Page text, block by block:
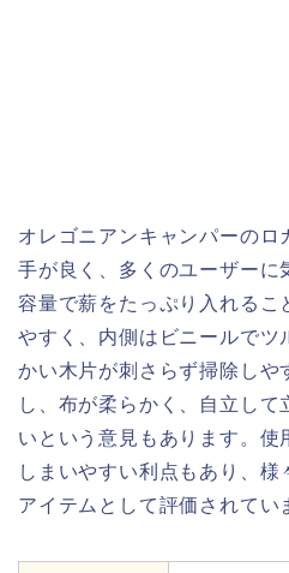
オレゴニアンキャンパーのロ
手が良く、多くのユーザーに
容量で薪をたっぷり入れるこ
やすく、内側はビニールでツ
かい木片が刺さらず掃除しや
し、布が柔らかく、自立して
いという意見もあります。使
しまいやすい利点もあり、様
アイテムとして評価されてい